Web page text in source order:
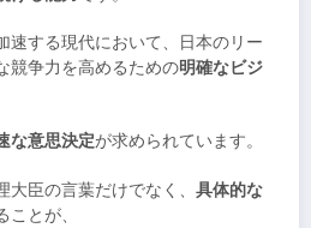
速する現代において、日本のリー
競争力を高めるための明確なビジ
な意思決定が求められています。
臣の言葉だけでなく、 具体的な
とが、